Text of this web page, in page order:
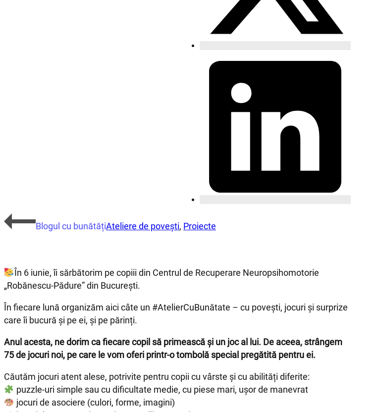
Blogul cu bunătățiAteliere de povești, Proiecte
În 6 iunie, îi sărbătorim pe copiii din Centrul de Recuperare Neuropsihomotorie
„Robănescu-Pădure” din București.
În fiecare lună organizăm aici câte un #AtelierCuBunătate – cu povești, jocuri și surprize
care îi bucură și pe ei, și pe părinți.
Anul acesta, ne dorim ca fiecare copil să primească și un joc al lui. De aceea, strângem
75 de jocuri noi, pe care le vom oferi printr-o tombolă special pregătită pentru ei.
Căutăm jocuri atent alese, potrivite pentru copii cu vârste și cu abilități diferite:
puzzle-uri simple sau cu dificultate medie, cu piese mari, ușor de manevrat
jocuri de asociere (culori, forme, imagini)